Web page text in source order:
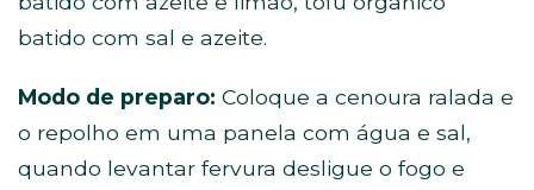
batido com sal e azeite.
Modo de preparo: Coloque a cenoura ralada e
o repolho em uma panela com água e sal,
quando levantar fervura desligue o fogo e